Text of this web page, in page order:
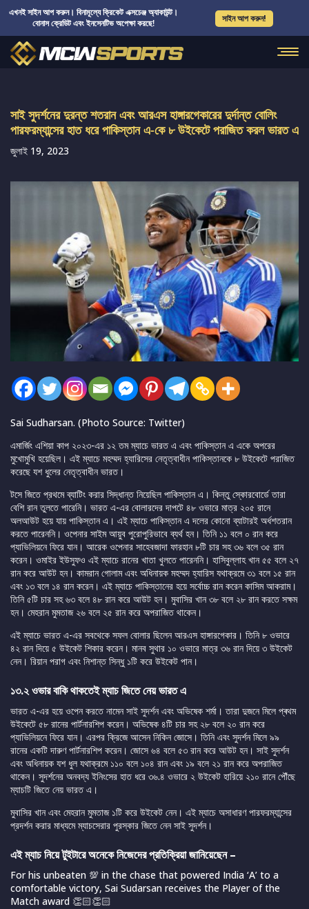
এখনই সাইন আপ করুন। বিনামূল্যে ক্রিকেট এক্সচেঞ্জ অ্যাকাউন্ট।
বোনাস ক্রেডিট এবং ইনসেনটিভ অপেক্ষা করছে!
সাইন আপ করুন!
সাই সুদর্শনের দুরন্ত শতরান এবং আরএস হাঙ্গারগেকারের দুর্দান্ত বোলিং
পারফরম্যান্সের হাত ধরে পাকিস্তান এ-কে ৮ উইকেটে পরাজিত করল ভারত এ
জুলাই 19, 2023
Sai Sudharsan. (Photo Source: Twitter)
এমার্জিং এশিয়া কাপ ২০২৩-এর ১২ তম ম্যাচে ভারত এ এবং পাকিস্তান এ একে অপরের
মুখোমুখি হয়েছিল। এই ম্যাচে মহম্মদ হ্যারিসের নেতৃত্বাধীন পাকিস্তানকে ৮ উইকেটে পরাজিত
করেছে যশ ধুলের নেতৃত্বাধীন ভারত।
টসে জিতে প্রথমে ব্যাটিং করার সিদ্ধান্ত নিয়েছিল পাকিস্তান এ। কিন্তু স্কোরবোর্ডে তারা
বেশি রান তুলতে পারেনি। ভারত এ-এর বোলারদের দাপটে ৪৮ ওভারে মাত্র ২০৫ রানে
অলআউট হয়ে যায় পাকিস্তান এ। এই ম্যাচে পাকিস্তান এ দলের কোনো ব্যাটারই অর্ধশতরান
করতে পারেননি। ওপেনার সাইম আয়ুব পুরোপুরিভাবে ব্যর্থ হন। তিনি ১১ বলে ০ রান করে
প্যাভিলিয়নে ফিরে যান। আরেক ওপেনার সাহেবজাদা ফারহান ৮টি চার সহ ৩৬ বলে ৩৫ রান
করেন। ওমাইর ইউসুফও এই ম্যাচে রানের খাতা খুলতে পারেননি। হাসিবুল্লাহ খান ৫৫ বলে ২৭
রান করে আউট হন। কামরান গোলাম এবং অধিনায়ক মহম্মদ হ্যারিস যথাক্রমে ৩১ বলে ১৫ রান
এবং ১৩ বলে ১৪ রান করেন। এই ম্যাচে পাকিস্তানের হয়ে সর্বোচ্চ রান করেন কাসিম আকরাম।
তিনি ৫টি চার সহ ৬৩ বলে ৪৮ রান করে আউট হন। মুবাসির খান ৩৮ বলে ২৮ রান করতে সক্ষম
হন। মেহরান মুমতাজ ২৬ বলে ২৫ রান করে অপরাজিত থাকেন।
এই ম্যাচে ভারত এ-এর সবথেকে সফল বোলার ছিলেন আরএস হাঙ্গারগেকার। তিনি ৮ ওভারে
৪২ রান দিয়ে ৫ উইকেট শিকার করেন। মানব সুথার ১০ ওভারে মাত্র ৩৬ রান দিয়ে ৩ উইকেট
নেন। রিয়ান পরাগ এবং নিশান্ত সিন্ধু ১টি করে উইকেট পান।
১৩.২ ওভার বাকি থাকতেই ম্যাচ জিতে নেয় ভারত এ
ভারত এ-এর হয়ে ওপেন করতে নামেন সাই সুদর্শন এবং অভিষেক শর্মা। তারা দুজনে মিলে প্ৰথম
উইকেটে ৫৮ রানের পার্টনারশিপ করেন। অভিষেক ৪টি চার সহ ২৮ বলে ২০ রান করে
প্যাভিলিয়নে ফিরে যান। এরপর ক্রিজে আসেন নিকিন জোসে। তিনি এবং সুদর্শন মিলে ৯৯
রানের একটি দারুণ পার্টনারশিপ করেন। জোসে ৬৪ বলে ৫৩ রান করে আউট হন। সাই সুদর্শন
এবং অধিনায়ক যশ ধুল যথাক্রমে ১১০ বলে ১০৪ রান এবং ১৯ বলে ২১ রান করে অপরাজিত
থাকেন। সুদর্শনের অনবদ্য ইনিংসের হাত ধরে ৩৬.৪ ওভারে ২ উইকেট হারিয়ে ২১০ রানে পৌঁছে
ম্যাচটি জিতে নেয় ভারত এ।
মুবাসির খান এবং মেহরান মুমতাজ ১টি করে উইকেট নেন। এই ম্যাচে অসাধারণ পারফরম্যান্সের
প্রদর্শন করার মাধ্যমে ম্যাচসেরার পুরস্কার জিতে নেন সাই সুদর্শন।
এই ম্যাচ নিয়ে টুইটারে অনেকে নিজেদের প্রতিক্রিয়া জানিয়েছেন –
For his unbeaten 💯 in the chase that powered India ‘A’ to a
comfortable victory, Sai Sudarsan receives the Player of the
Match award 👏🏻👏🏻